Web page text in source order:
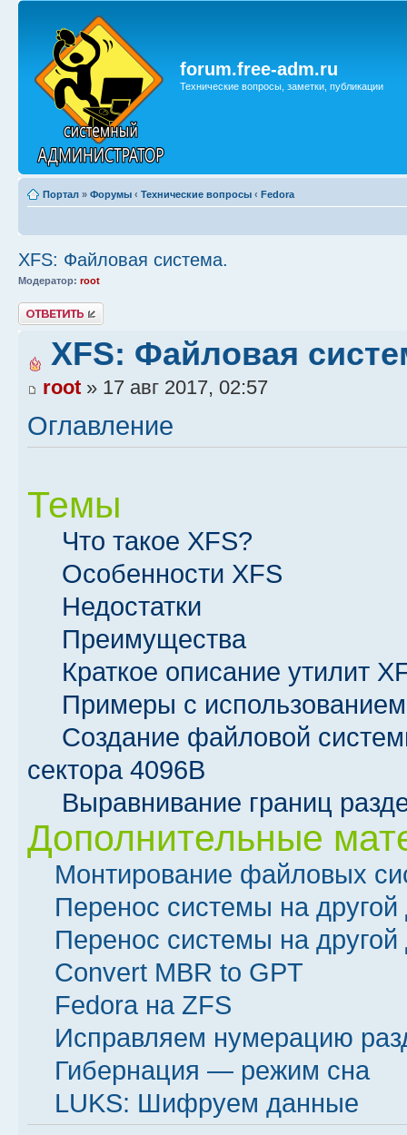
forum.free-adm.ru
Технические вопросы, заметки, публикации
Портал » Форумы ‹ Технические вопросы ‹ Fedora
XFS: Файловая система.
Модератор: root
Ответить
XFS: Файловая
root » 17 авг 2017, 02:57
Оглавление
Темы
Что такое XFS?
Особенности XFS
Недостатки
Преимущества
Краткое описание утилит
Примеры с
Создание файловой
сектора 4096B
Выравнивание границ
Дополнительные
Монтирование файловых
Перенос системы на
Перенос системы на другой
Convert MBR to GPT
Fedora на ZFS
Исправляем нумерацию
Гибернация — режим сна
LUKS: Шифруем данные